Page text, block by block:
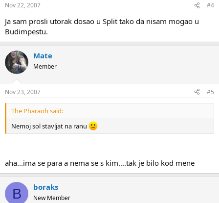
Nov 22, 2007 #4
Ja sam prosli utorak dosao u Split tako da nisam mogao u
Budimpestu.
Mate
Member
Nov 23, 2007 #5
The Pharaoh said:
Nemoj sol stavljat na ranu
aha...ima se para a nema se s kim....tak je bilo kod mene
B boraks
New Member